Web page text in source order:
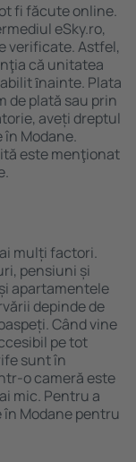
fi făcute online.
eSky.ro,
verificate. Astfel,
că unitatea
ȋnainte. Plata
de plată sau prin
aveți dreptul
în Modane.
este menţionat
mulți factori.
pensiuni și
apartamentele
depinde de
Când vine
pe tot
sunt în
o cameră este
mic. Pentru a
Modane pentru